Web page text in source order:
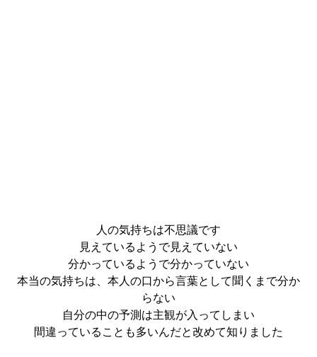
人の気持ちは不思議です
見えているようで見えていない
分かっているようで分かっていない
本当の気持ちは、本人の口から言葉として聞くまで分か
らない
自分の中の予測は主観が入ってしまい
間違っていることも多いんだと改めて知りました